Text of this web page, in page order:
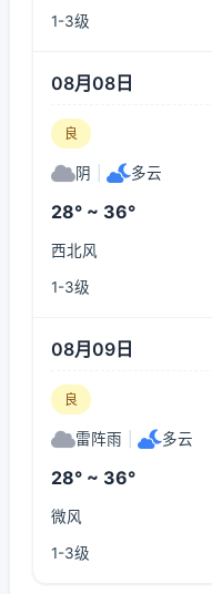
1-3级
08月08日
良
阴 多云
28° ~ 36°
西北风
1-3级
08月09日
良
雷阵雨 多云
28° ~ 36°
微风
1-3级